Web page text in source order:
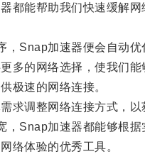
能帮助我们快速缓解网
加速器便会自动优
的网络选择，使我们能
速的网络连接。
调整网络连接方式，以
加速器都能够根据
体验的优秀工具。